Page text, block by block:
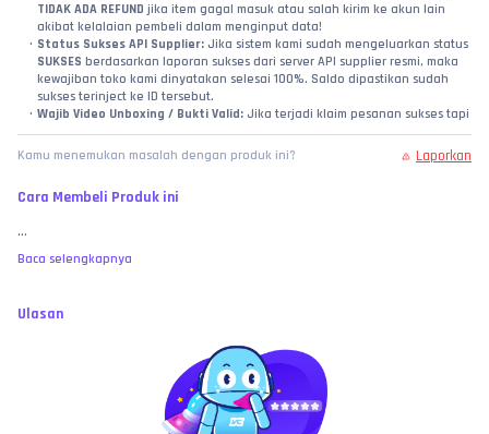
TIDAK ADA REFUND jika item gagal masuk atau salah kirim ke akun lain
akibat kelalaian pembeli dalam menginput data!
Status Sukses API Supplier:
Jika sistem kami sudah mengeluarkan status
SUKSES berdasarkan laporan sukses dari server API supplier resmi, maka
kewajiban toko kami dinyatakan selesai 100%. Saldo dipastikan sudah
sukses terinject ke ID tersebut.
Wajib Video Unboxing / Bukti Valid: Jika terjadi klaim pesanan sukses tapi
item belum bertambah, pembeli wajib melampirkan video tanpa potong
(no-cut/no-edit) yang memperlihatkan riwayat transaksi di web toko, detail
ID yang diinput, hingga pengecekan langsung ke menu profil saldo di
MEMBELI SAMA DENGAN MENYETUJUI:
berlaku di atas. No refund atas kesalahan murni user, bre! 🧐
Kamu menemukan masalah dengan produk ini? Laporkan
Cara Membeli Produk ini
...
Baca selengkapnya
Ulasan